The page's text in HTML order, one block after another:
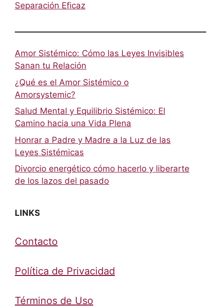
Separación Eficaz
Amor Sistémico: Cómo las Leyes Invisibles
Sanan tu Relación
¿Qué es el Amor Sistémico o
Amorsystemic?
Salud Mental y Equilibrio Sistémico: El
Camino hacia una Vida Plena
Honrar a Padre y Madre a la Luz de las
Leyes Sistémicas
Divorcio energético cómo hacerlo y liberarte
de los lazos del pasado
LINKS
Contacto
Política de Privacidad
Términos de Uso